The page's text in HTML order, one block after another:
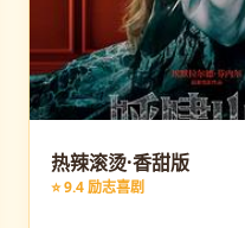
热辣滚烫·香甜版
⭐ 9.4 励志喜剧